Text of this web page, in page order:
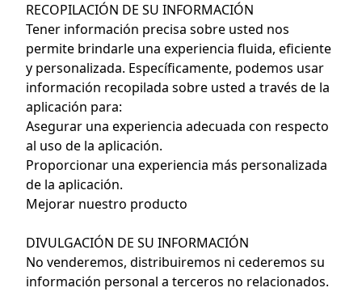
RECOPILACIÓN DE SU INFORMACIÓN
Tener información precisa sobre usted nos
permite brindarle una experiencia fluida, eficiente
y personalizada. Específicamente, podemos usar
información recopilada sobre usted a través de la
aplicación para:
Asegurar una experiencia adecuada con respecto
al uso de la aplicación.
Proporcionar una experiencia más personalizada
de la aplicación.
Mejorar nuestro producto
DIVULGACIÓN DE SU INFORMACIÓN
No venderemos, distribuiremos ni cederemos su
información personal a terceros no relacionados.